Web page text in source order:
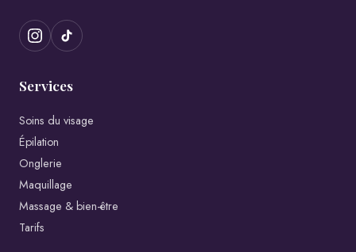
Services
Soins du visage
Épilation
Onglerie
Maquillage
Massage & bien-être
Tarifs